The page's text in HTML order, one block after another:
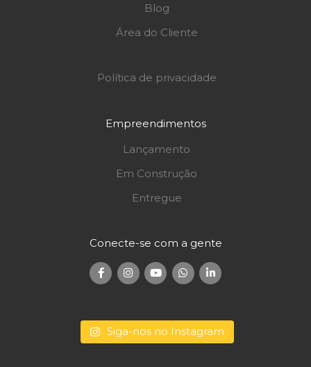
Blog
Área do Cliente
Política de privacidade
Empreendimentos
Lançamento
Em Construção
Entregue
Conecte-se com a gente
Siga-nos no Instagram